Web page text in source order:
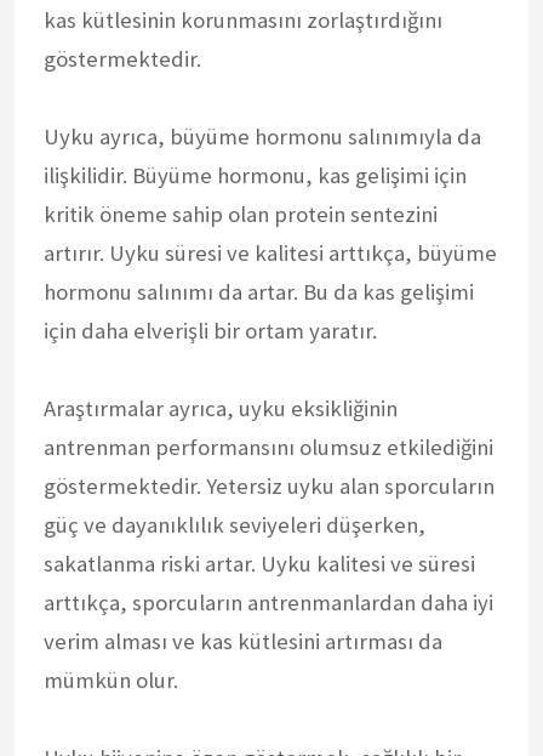
kas kütlesinin korunmasını zorlaştırdığını
göstermektedir.
Uyku ayrıca, büyüme hormonu salınımıyla da
ilişkilidir. Büyüme hormonu, kas gelişimi için
kritik öneme sahip olan protein sentezini
artırır. Uyku süresi ve kalitesi arttıkça, büyüme
hormonu salınımı da artar. Bu da kas gelişimi
için daha elverişli bir ortam yaratır.
Araştırmalar ayrıca, uyku eksikliğinin
antrenman performansını olumsuz etkilediğini
göstermektedir. Yetersiz uyku alan sporcuların
güç ve dayanıklılık seviyeleri düşerken,
sakatlanma riski artar. Uyku kalitesi ve süresi
arttıkça, sporcuların antrenmanlardan daha iyi
verim alması ve kas kütlesini artırması da
mümkün olur.